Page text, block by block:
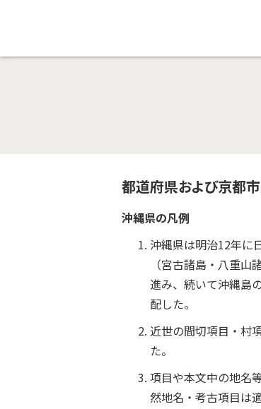
都道府県および京都
沖縄県の凡例
沖縄県は明治12年に
（宮古諸島・八重
進み、続いて沖縄島
配した。
近世の間切項目・村
た。
項目や本文中の地名
然地名・考古項目は